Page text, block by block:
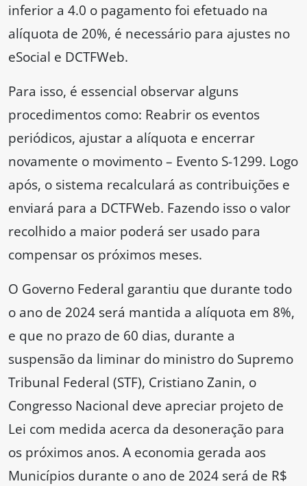
inferior a 4.0 o pagamento foi efetuado na
alíquota de 20%, é necessário para ajustes no
eSocial e DCTFWeb.
Para isso, é essencial observar alguns
procedimentos como: Reabrir os eventos
periódicos, ajustar a alíquota e encerrar
novamente o movimento – Evento S-1299. Logo
após, o sistema recalculará as contribuições e
enviará para a DCTFWeb. Fazendo isso o valor
recolhido a maior poderá ser usado para
compensar os próximos meses.
O Governo Federal garantiu que durante todo
o ano de 2024 será mantida a alíquota em 8%,
e que no prazo de 60 dias, durante a
suspensão da liminar do ministro do Supremo
Tribunal Federal (STF), Cristiano Zanin, o
Congresso Nacional deve apreciar projeto de
Lei com medida acerca da desoneração para
os próximos anos. A economia gerada aos
Municípios durante o ano de 2024 será de R$